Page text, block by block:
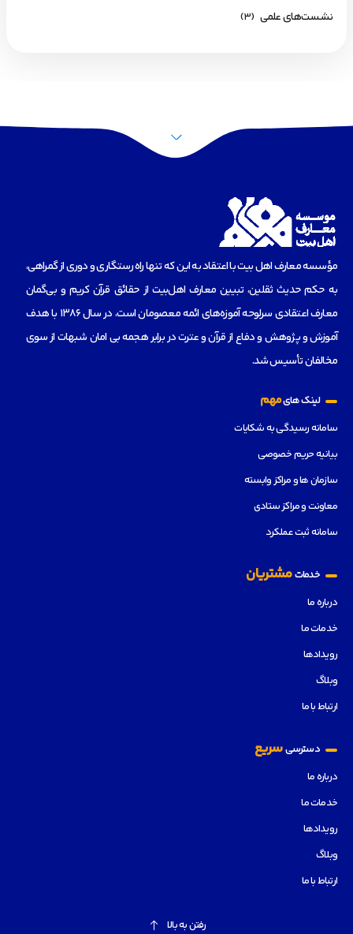
نشست‌های علمی (3)
مؤسسه‌ معارف اهل بیت با اعتقاد به این که تنها راه رستگاری و دوری از گمراهی،
به حکم حدیث ثقلین، تبیین معارف اهل‌بیت از حقائق قرآن کریم و بی‌گمان
معارف اعتقادی سرلوحه آموزه‌های ائمه معصومان است، در سال 1386 با هدف
آموزش و پژوهش و دفاع از قرآن و عترت در برابر هجمه بی امان شبهات از سوی
مخالفان تأسیس شد.
لینک هایمهم
سامانه رسیدگی به شکایات
بیانیه حریم خصوصی
سازمان ها و مراکز وابسته
معاونت و مراکز ستادی
سامانه ثبت عملکرد
خدماتمشتریان
درباره ما
خدمات ما
رویدادها
وبلاگ
ارتباط با ما
دسترسیسریع
درباره ما
خدمات ما
رویدادها
وبلاگ
ارتباط با ما
رفتن به بالا